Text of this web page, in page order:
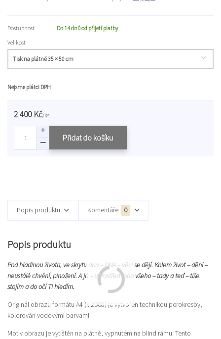
Dostupnost
Do 14 dnů od přijetí platby
Velikost
Nejsme plátci DPH
2 400 Kč/ks
Přidat do košíku
Popis produktu Komentáře 0
Popis produktu
Pod hladinou života, ve skrytu dna – DNA – věci se dějí. Kolem život – dění –
neustálé chvění, pinožení. A já – uprostřed toho všeho – tady a teď – tiše
stojím a do očí Ti hledím.
Originál obrazu formátu A4 (r. 2008) je vytvořen technikou perokresby,
kolorován vodovými barvami.
Motiv obrazu je vytištěn na plátně, vypnutém na blind rámu. Tento